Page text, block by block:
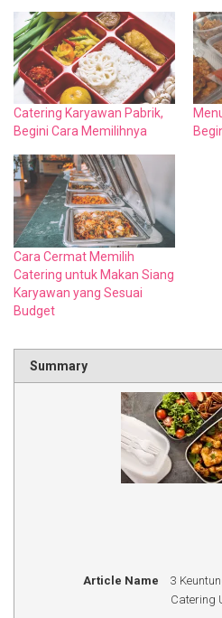
Catering Karyawan Pabrik,
Begini Cara Memilihnya
Cara Cermat Memilih
Catering untuk Makan Siang
Karyawan yang Sesuai
Budget
Summary
Article Name
3
Catering